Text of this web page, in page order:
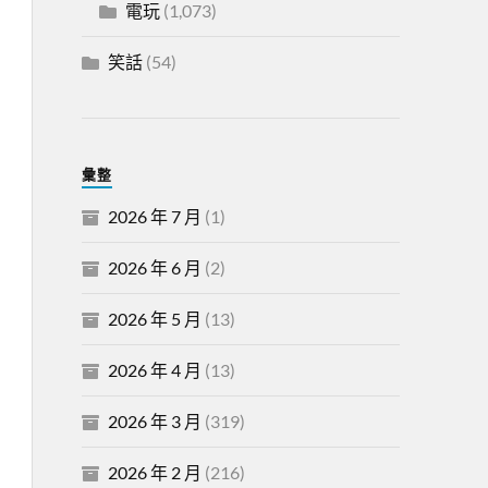
電玩(1,073)
笑話(54)
彙整
2026 年 7 月 (1)
2026 年 6 月 (2)
2026 年 5 月 (13)
2026 年 4 月 (13)
2026 年 3 月 (319)
2026 年 2 月 (216)